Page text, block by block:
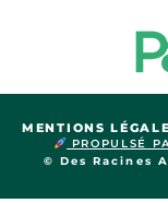
© Des Racines
PROPULSÉ
MENTIONS